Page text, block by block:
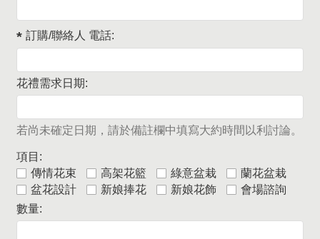
訂購/聯絡人 電話:
花禮需求日期:
若尚未確定日期，請於備註欄中填寫大約時間以利討論。
項目:
傳情花束
高架花籃 綠意盆栽
蘭花盆栽
盆花設計
新娘捧花 新娘花飾
會場諮詢
數量: